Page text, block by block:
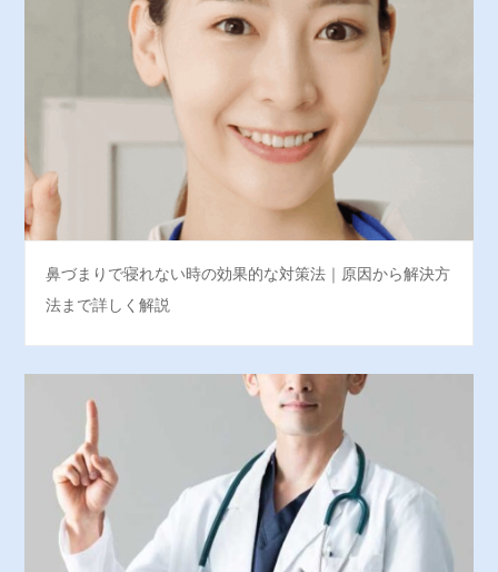
鼻づまりで寝れない時の効果的な対策法｜原因から解決方
法まで詳しく解説